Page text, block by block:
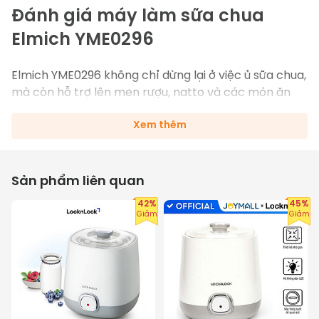
Đánh giá máy làm sữa chua
Elmich YME0296
Elmich YME0296 không chỉ dừng lại ở việc ủ sữa chua,
mà còn hỗ trợ lên men rượu, natto và các món ăn
thể tự tay chế biến đa dạng món ăn bổ dưỡng, phục
Chất liệu cao cấp – Bền bỉ và an toàn
Máy được thiết kế với ruột ủ inox 304 cao cấp, có
khả năng chống ăn mòn, không bám mùi và đảm
bảo vệ sinh an toàn thực phẩm tuyệt đối. Lớp vỏ
Xem thêm
Sản phẩm liên quan
42%
Giảm
45%
Giảm